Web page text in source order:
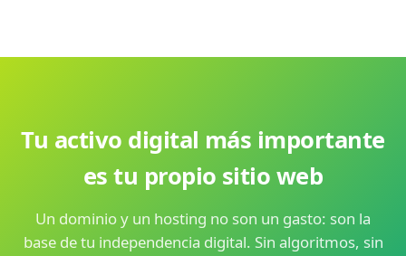
Tu activo digital más importante
es tu propio sitio web
Un dominio y un hosting no son un gasto: son la
base de tu independencia digital. Sin algoritmos, sin